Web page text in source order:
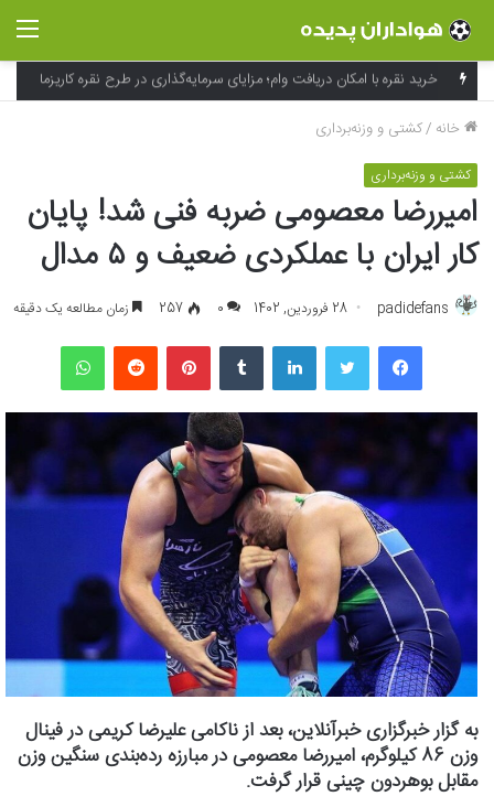
فراتر از لوگو؛ جادوی شخصی‌سازی و بسته‌بندی در خلق تجربه به یاد ماندنی برند
خانه /کشتی و وزنه‌برداری
کشتی و وزنه‌برداری
امیررضا معصومی ضربه فنی شد! پایان
کار ایران با عملکردی ضعیف و ۵ مدال
padidefans 28 فروردین, 1402 0
257 زمان مطالعه یک دقیقه
فیسبوک لینکداین پینتریست
به گزار خبرگزاری خبرآنلاین، بعد از ناکامی علیرضا کریمی در فینال
وزن 86 کیلوگرم، امیررضا معصومی در مبارزه رده‌بندی سنگین وزن
مقابل بوهردون چینی قرار گرفت.